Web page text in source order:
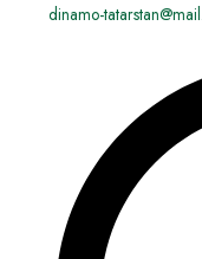
dinamo-